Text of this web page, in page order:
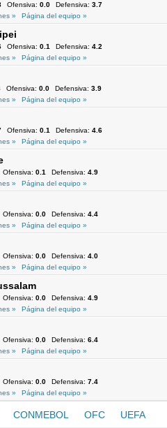
Ofensiva: 0.0 Defensiva: 3.7
»
Página del equipo »
Ofensiva: 0.1 Defensiva: 4.2
»
Página del equipo »
Ofensiva: 0.0 Defensiva: 3.9
»
Página del equipo »
Ofensiva: 0.1 Defensiva: 4.6
»
Página del equipo »
Ofensiva: 0.1 Defensiva: 4.9
»
Página del equipo »
Ofensiva: 0.0 Defensiva: 4.4
»
Página del equipo »
Ofensiva: 0.0 Defensiva: 4.0
»
Página del equipo »
Ofensiva: 0.0 Defensiva: 4.9
»
Página del equipo »
Ofensiva: 0.0 Defensiva: 6.4
»
Página del equipo »
Ofensiva: 0.0 Defensiva: 7.4
»
Página del equipo »
CONMEBOL OFC UEFA